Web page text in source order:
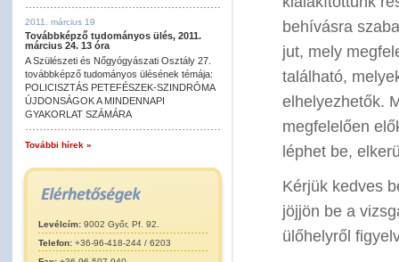
2011. március 19
Továbbképző tudományos ülés, 2011.
március 24. 13 óra
A Szülészeti és Nőgyógyászati Osztály 27.
továbbképző tudományos ülésének témája:
POLICISZTÁS PETEFÉSZEK-SZINDRÓMA
ÚJDONSÁGOK A MINDENNAPI
GYAKORLAT SZÁMÁRA
További hírek »
Levélcím: 9002 Győr, Pf. 92.
Telefon: +36-96-418-244 / 6203
behívásra
jut, mely
található,
elhelyezhetők.
megfelelően
léphet be,
Kérjük kedves
jöjjön be a
ülőhelyről